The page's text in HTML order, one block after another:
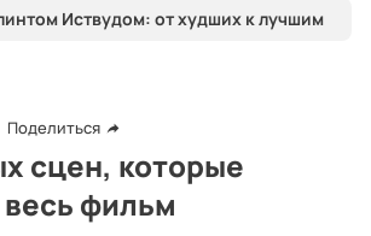
Иствудом: от худших к лучшим
Поделиться
сцен, которые
фильм